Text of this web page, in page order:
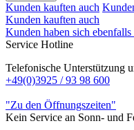
Kunden kauften auch
Kunden kauften auch
Kunden haben sich ebenfalls
Service Hotline
Telefonische Unterstützung
+49(0)3925 / 93 98 600
"Zu den Öffnungszeiten"
Kein Service an Sonn- und